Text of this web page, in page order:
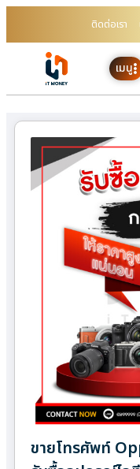
ติดต่อเรา
เมนู
ขายโทรศัพท์